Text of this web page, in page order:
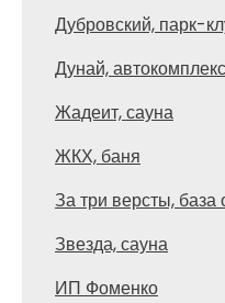
Дубровский, парк-
Дунай, автокомплекс
Жадеит, сауна
ЖКХ, баня
За три версты, база
Звезда, сауна
ИП Фоменко